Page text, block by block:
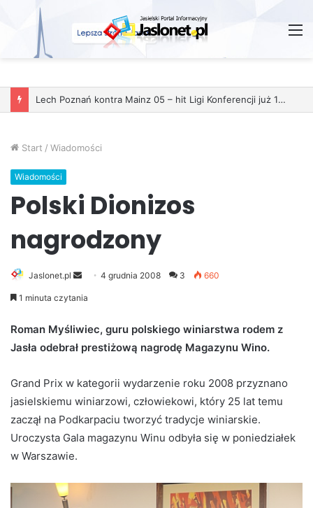
Lech Poznań kontra Mainz 05 – hit Ligi Konferencji już 11 grudnia
Start / Wiadomości
Wiadomości
Polski Dionizos
nagrodzony
Jaslonet.pl
e
d
a
i
l
4 grudnia 2008 3 660
1 minuta czytania
Roman Myśliwiec, guru polskiego winiarstwa rodem z
Jasła odebrał prestiżową nagrodę Magazynu Wino.
Grand Prix w kategorii wydarzenie roku 2008 przyznano
jasielskiemu winiarzowi, człowiekowi, który 25 lat temu
zaczął na Podkarpaciu tworzyć tradycje winiarskie.
Uroczysta Gala magazynu Winu odbyła się w poniedziałek
w Warszawie.